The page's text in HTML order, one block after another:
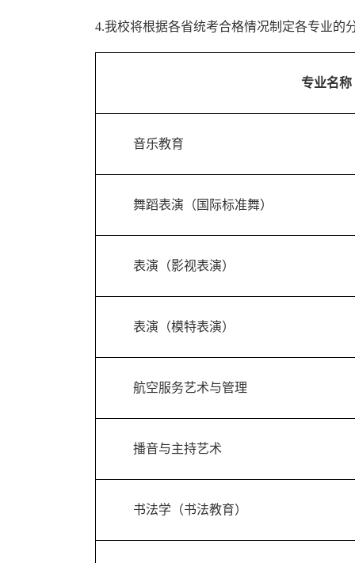
4.我校将根据各省统考合格情况制定各专业的
专业名称
音乐教育
舞蹈表演（国际标准舞）
表演（影视表演）
表演（模特表演）
航空服务艺术与管理
播音与主持艺术
书法学（书法教育）